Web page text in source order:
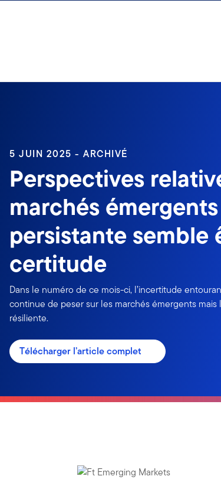
5 JUIN 2025 - ARCHIVÉ
Perspectives
marchés
persistante semble
certitude
Dans le numéro de ce mois-ci, l’incertitude
continue de peser sur les marchés émergents mais
résiliente.
Télécharger l’article complet